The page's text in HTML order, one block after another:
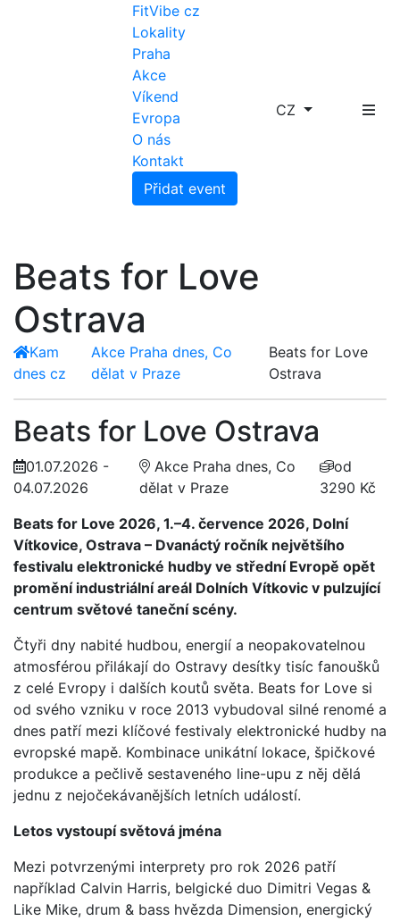
FitVibe cz
Lokality
Praha
Akce
Víkend
Evropa
O nás
Kontakt
Přidat event
CZ
Beats for Love
Ostrava
Kam
dnes cz
Akce Praha dnes, Co
dělat v Praze
Beats for Love
Ostrava
Beats for Love Ostrava
01.07.2026 -
04.07.2026
Akce Praha dnes, Co
dělat v Praze
od
3290 Kč
Beats for Love 2026, 1.–4. července 2026, Dolní
Vítkovice, Ostrava – Dvanáctý ročník největšího
festivalu elektronické hudby ve střední Evropě opět
promění industriální areál Dolních Vítkovic v pulzující
centrum světové taneční scény.
Čtyři dny nabité hudbou, energií a neopakovatelnou
atmosférou přilákají do Ostravy desítky tisíc fanoušků
z celé Evropy i dalších koutů světa. Beats for Love si
od svého vzniku v roce 2013 vybudoval silné renomé a
dnes patří mezi klíčové festivaly elektronické hudby na
evropské mapě. Kombinace unikátní lokace, špičkové
produkce a pečlivě sestaveného line-upu z něj dělá
jednu z nejočekávanějších letních událostí.
Letos vystoupí světová jména
Mezi potvrzenými interprety pro rok 2026 patří
například Calvin Harris, belgické duo Dimitri Vegas &
Like Mike, drum & bass hvězda Dimension, energický